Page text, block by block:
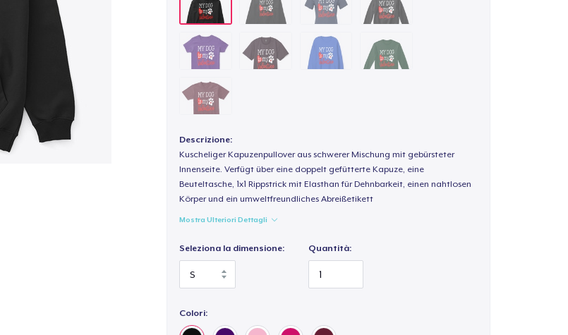
Descrizione:
Kuscheliger Kapuzenpullover aus schwerer Mischung mit gebürsteter
Innenseite. Verfügt über eine doppelt gefütterte Kapuze, eine
Beuteltasche, 1x1 Rippstrick mit Elasthan für Dehnbarkeit, einen nahtlosen
Körper und ein umweltfreundliches Abreißetikett
Mostra Ulteriori Dettagli
Seleziona la dimensione: Quantità:
Colori: